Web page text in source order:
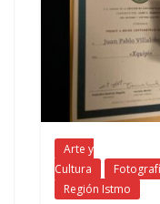
Arte y
Cultura
Región Istmo